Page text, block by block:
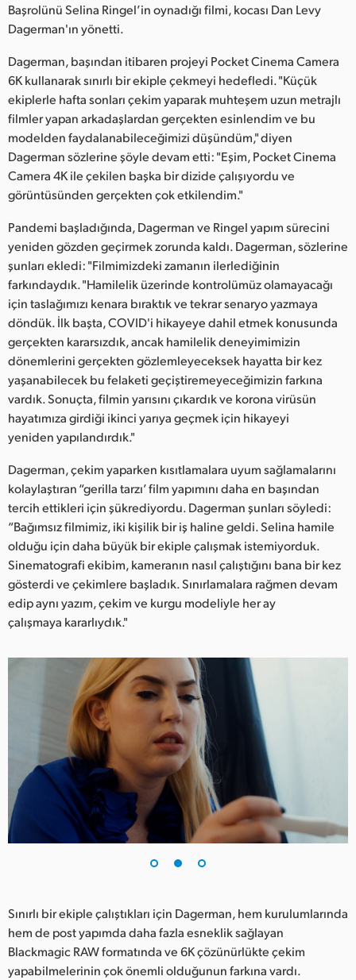
New Zealand
Norway
Portugal
Singapore
South Africa
Spain
Sweden
Turkey
UAE
Ukraine
United Kingdom
United States
Başrolünü Selina Ringel’in oynadığı filmi, kocası Dan Levy
Dagerman'ın yönetti.
Dagerman, başından itibaren projeyi Pocket Cinema Camera
6K kullanarak sınırlı bir ekiple çekmeyi hedefledi. "Küçük
ekiplerle hafta sonları çekim yaparak muhteşem uzun metrajlı
filmler yapan arkadaşlardan gerçekten esinlendim ve bu
modelden faydalanabileceğimizi düşündüm," diyen
Dagerman sözlerine şöyle devam etti: "Eşim, Pocket Cinema
Camera 4K ile çekilen başka bir dizide çalışıyordu ve
görüntüsünden gerçekten çok etkilendim."
Pandemi başladığında, Dagerman ve Ringel yapım sürecini
yeniden gözden geçirmek zorunda kaldı. Dagerman, sözlerine
şunları ekledi: "Filmimizdeki zamanın ilerlediğinin
farkındaydık. "Hamilelik üzerinde kontrolümüz olamayacağı
için taslağımızı kenara bıraktık ve tekrar senaryo yazmaya
döndük. İlk başta, COVID'i hikayeye dahil etmek konusunda
gerçekten kararsızdık, ancak hamilelik deneyimimizin
dönemlerini gerçekten gözlemleyeceksek hayatta bir kez
yaşanabilecek bu felaketi geçiştiremeyeceğimizin farkına
vardık. Sonuçta, filmin yarısını çıkardık ve korona virüsün
hayatımıza girdiği ikinci yarıya geçmek için hikayeyi
yeniden yapılandırdık."
Dagerman, çekim yaparken kısıtlamalara uyum sağlamalarını
kolaylaştıran “gerilla tarzı’ film yapımını daha en başından
tercih ettikleri için şükrediyordu. Dagerman şunları söyledi:
“Bağımsız filmimiz, iki kişilik bir iş haline geldi. Selina hamile
olduğu için daha büyük bir ekiple çalışmak istemiyorduk.
Sinematografi ekibim, kameranın nasıl çalıştığını bana bir kez
gösterdi ve çekimlere başladık. Sınırlamalara rağmen devam
edip aynı yazım, çekim ve kurgu modeliyle her ay
çalışmaya kararlıydık."
Sınırlı bir ekiple çalıştıkları için Dagerman, hem kurulumlarında
hem de post yapımda daha fazla esneklik sağlayan
Blackmagic RAW formatında ve 6K çözünürlükte çekim
yapabilmelerinin çok önemli olduğunun farkına vardı.